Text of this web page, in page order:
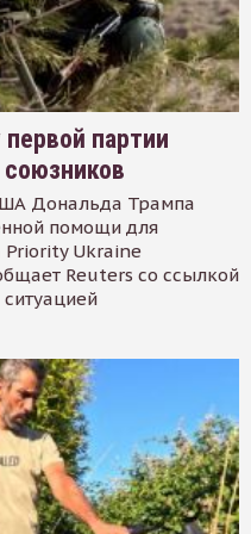
партии
Дональда Трампа
помощи для
Ukraine
Reuters со ссылкой